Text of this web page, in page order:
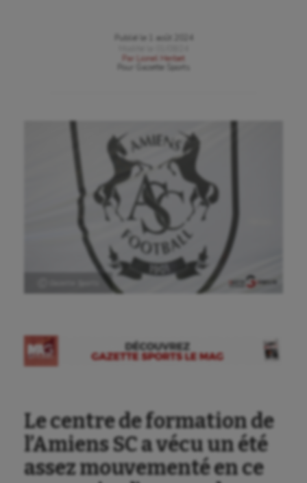
Publié le
1 août 2024
Par
Lionel Herbet
Gazette Sports
Le centre de formation de
l’Amiens SC a vécu un été
assez mouvementé en ce